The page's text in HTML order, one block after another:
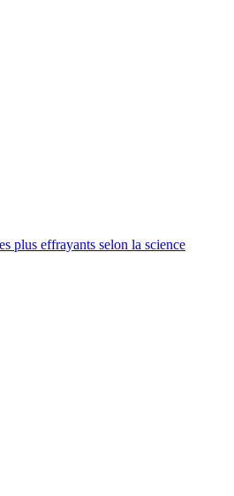
plus effrayants selon la science